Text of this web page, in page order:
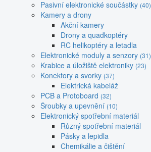
Pasivní elektronické součástky (40)
Kamery a drony
Akční kamery
Drony a quadkoptéry
RC helikoptéry a letadla
Elektronické moduly a senzory (31)
Krabice a úložiště elektroniky (23)
Konektory a svorky (37)
Elektrická kabeláž
PCB a Protoboard (32)
Šroubky a upevnění (10)
Elektronický spotřební materiál
Různý spotřební materiál
Pásky a lepidla
Chemikálie a čištění